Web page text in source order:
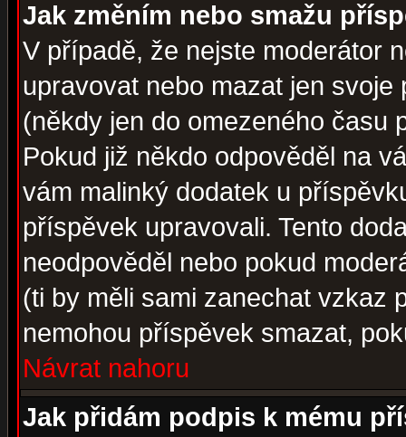
Jak změním nebo smažu
V případě, že nejste moderátor
upravovat nebo mazat jen
(někdy jen do omezeného
Pokud již někdo odpověděl na
vám malinký dodatek u
příspěvek upravovali. Tento
neodpověděl nebo pokud
(ti by měli sami zanechat vzkaz
nemohou příspěvek smazat,
Návrat nahoru
Jak přidám podpis k mému